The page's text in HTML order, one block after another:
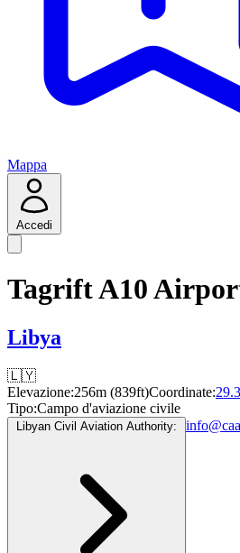
Mappa
Accedi
Tagrift A10
Libya
🇱🇾
Elevazione:256m (839ft)Coordinate:
Tipo:Campo d'aviazione civile
Libyan Civil Aviation Authority: